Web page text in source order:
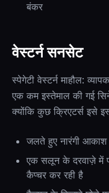
बंकर
वेस्टर्न सनसेट
स्पेगेटी वेस्टर्न माहौल:
एक कम इस्तेमाल की गई
क्योंकि कुछ क्रिएटर्स इसे
जलते हुए नारंगी आकाश
एक सलून के दरवाज़े में
कैप्चर कर रही है